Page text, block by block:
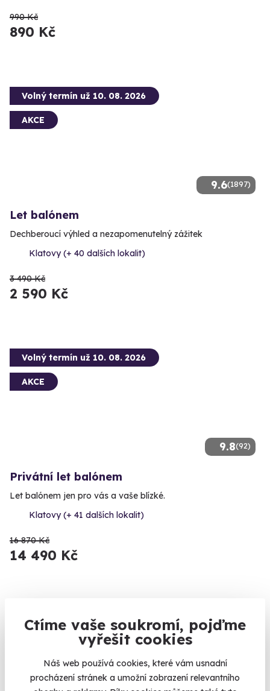
Ctíme vaše soukromí, pojďme
vyřešit cookies
Náš web používá cookies, které vám usnadní
procházení stránek a umožní zobrazení relevantního
990 Kč
890 Kč
9.6(1897)
Volný termín už 10. 08. 2026
AKCE
Let balónem
Dechberoucí výhled a nezapomenutelný zážitek
Klatovy (+ 40 dalších lokalit)
3 490 Kč
2 590 Kč
9.8(92)
Volný termín už 10. 08. 2026
AKCE
Privátní let balónem
Let balónem jen pro vás a vaše blízké.
Klatovy (+ 41 dalších lokalit)
16 870 Kč
14 490 Kč
Volný termín už 15. 08. 2026